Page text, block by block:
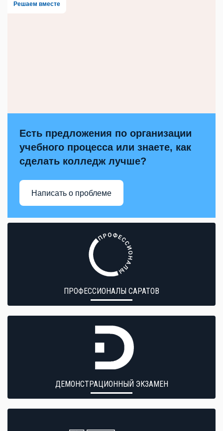
Решаем вместе
Есть предложения по организации
учебного процесса или знаете, как
сделать колледж лучше?
Написать о проблеме
ПРОФЕССИОНАЛЫ САРАТОВ
ДЕМОНСТРАЦИОННЫЙ ЭКЗАМЕН